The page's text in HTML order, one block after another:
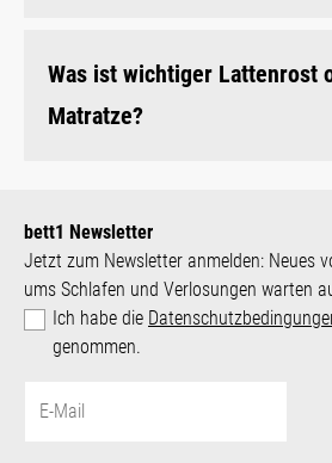
Was ist wichtiger Lattenrost
Matratze?
bett1 Newsletter
Jetzt zum Newsletter anmelden: Neues
ums Schlafen und Verlosungen warten
Ich habe die
genommen.